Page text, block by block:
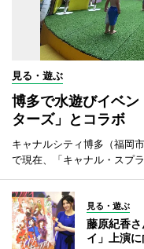
見る・遊ぶ
博多で水遊びイベ
ターズ」とコラボ
キャナルシティ博多（福岡
で現在、「キャナル・スプ
見る・遊ぶ
藤原紀香
イ」上演